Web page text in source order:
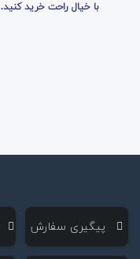
با خیال راحت خرید کنید.
‌ پیگیری سفارش